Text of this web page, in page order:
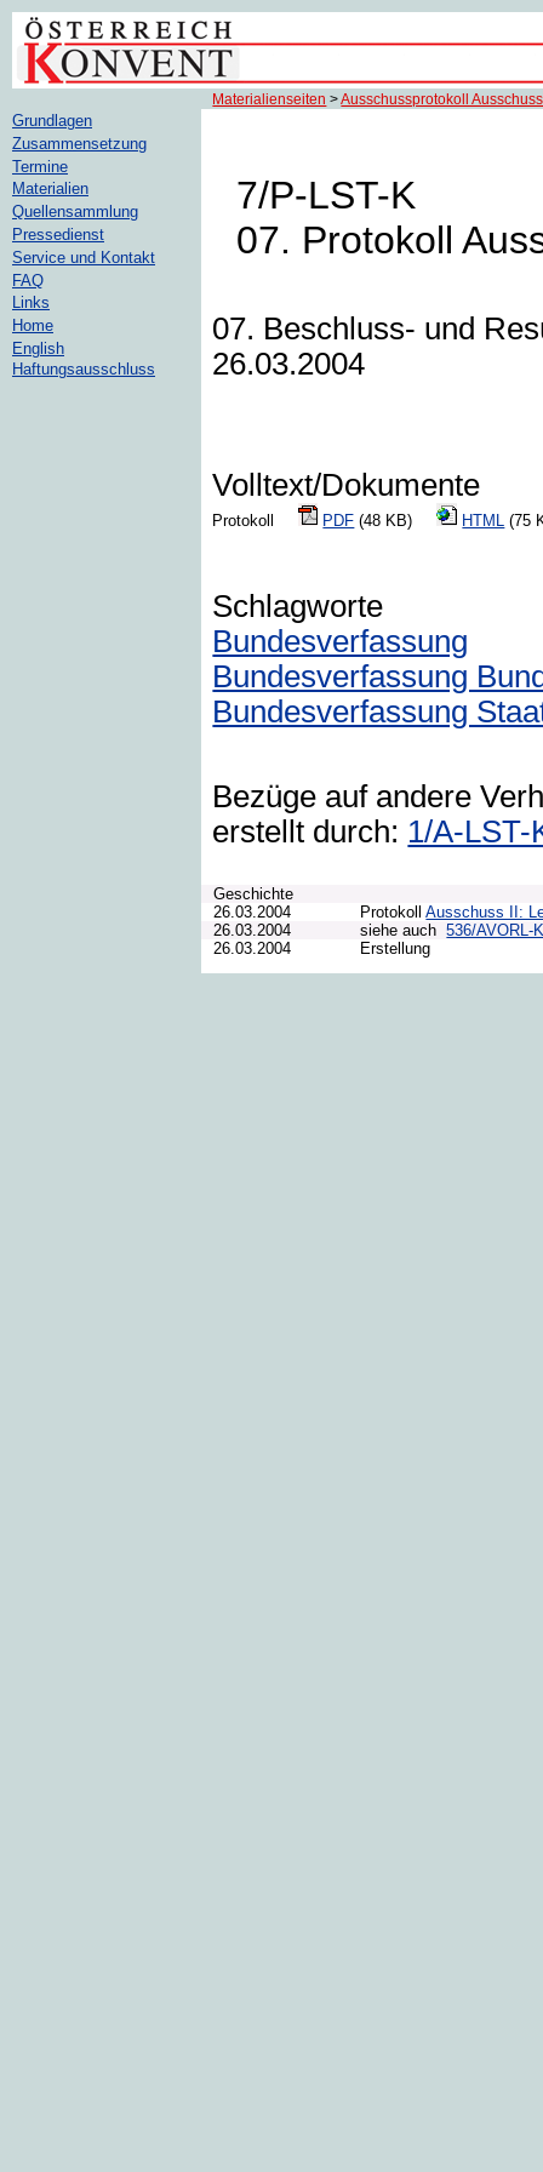
Materialienseiten >Ausschussprotokoll
7/P-LST-K
07. Protokoll
07. Beschluss- und
26.03.2004
Volltext/Dokumente
Protokoll PDF (48 KB) HTML
Schlagworte
Bundesverfassung
Bundesverfassung
Bundesverfassung
Bezüge auf andere
erstellt durch: 1/A-LST-
Geschichte
26.03.2004
ProtokollAusschuss II:
26.03.2004
siehe auch 536/AVORL-
26.03.2004
Erstellung
Grundlagen
Zusammensetzung
Termine
Materialien
Quellensammlung
Pressedienst
Service und Kontakt
FAQ
Links
Home
English
Haftungsausschluss